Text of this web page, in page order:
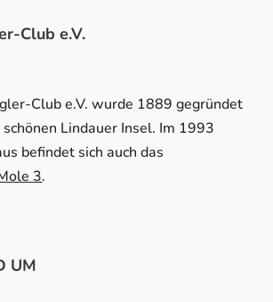
Club e.V.
Club e.V. wurde 1889 gegründet
Lindauer Insel. Im 1993
befindet sich auch das
3.
UM